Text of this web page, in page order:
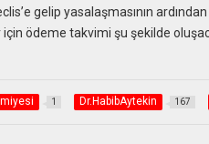
gelip yasalaşmasının
ödeme takvimi şu şekilde
1 Dr.HabibAytekin 167